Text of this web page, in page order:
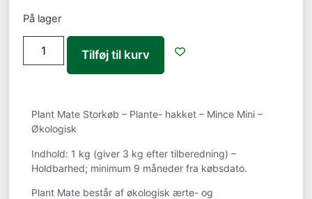
På lager
Tilføj til kurv
Plant Mate Storkøb – Plante- hakket – Mince Mini –
Økologisk
Indhold: 1 kg (giver 3 kg efter tilberedning) –
Holdbarhed; minimum 9 måneder fra købsdato.
Plant Mate består af økologisk ærte- og